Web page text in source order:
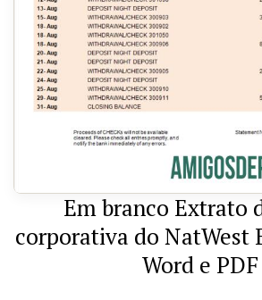
Em branco Extrato
corporativa do NatWest
Word e PDF